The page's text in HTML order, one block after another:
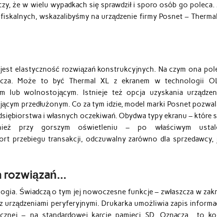
że w wielu wypadkach się sprawdził i sporo osób go poleca.
wskazalibyśmy na urządzenie firmy Posnet –
elastyczność rozwiązań konstrukcyjnych. Na czym ona
Może to być Thermal XL z ekranem w technologii
lub wolnostojącym. Istnieje też opcja uzyskania
przedłużonym. Co za tym idzie, model marki Posnet
i własnych oczekiwań. Obydwa typy ekranu – które
przy gorszym oświetleniu – po właściwym
przebiegu transakcji, odczuwalny zarówno dla sprzedawcy,
rozwiązań…
Świadczą o tym jej nowoczesne funkcje – zwłaszcza w
peryferyjnymi. Drukarka umożliwia zapis
– na standardowej karcie pamięci SD. Oznacza to